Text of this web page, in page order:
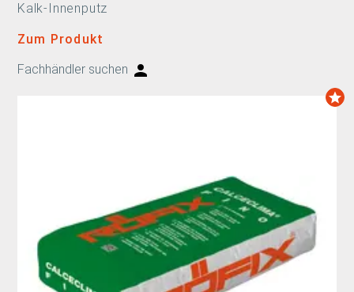
Kalk-Innenputz
Zum Produkt
Fachhändler suchen